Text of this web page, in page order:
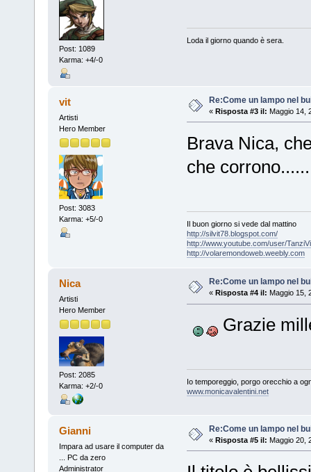
Post: 1089
Karma: +4/-0
Loda il giorno quando è sera.
vit
Artisti
Hero Member
Post: 3083
Karma: +5/-0
Re:Come un lampo nel
« Risposta #3 il: Maggio 14,
Brava Nica,
che
Il buon giorno si vede dal mattino
http://silvit78.blogspot.com/
http://www.youtube.com/user/
http://volaremondoweb.weebly.com
Nica
Artisti
Hero Member
Post: 2085
Karma: +2/-0
Re:Come un lampo nel
« Risposta #4 il: Maggio 15,
Grazie
Io temporeggio, porgo orecchio a
www.monicavalentini.net
Gianni
Impara ad usare il computer da
... PC da zero
Administrator
Re:Come un lampo nel
« Risposta #5 il: Maggio 20,